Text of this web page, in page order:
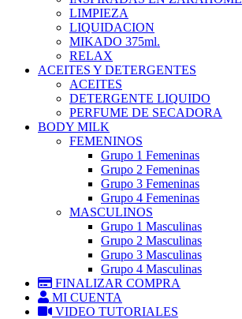
LIMPIEZA
LIQUIDACION
MIKADO 375ml.
RELAX
ACEITES Y DETERGENTES
ACEITES
DETERGENTE LIQUIDO
PERFUME DE SECADORA
BODY MILK
FEMENINOS
Grupo 1 Femeninas
Grupo 2 Femeninas
Grupo 3 Femeninas
Grupo 4 Femeninas
MASCULINOS
Grupo 1 Masculinas
Grupo 2 Masculinas
Grupo 3 Masculinas
Grupo 4 Masculinas
FINALIZAR COMPRA
MI CUENTA
VIDEO TUTORIALES